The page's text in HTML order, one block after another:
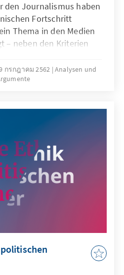
den Journalismus haben
Fortschritt
Thema in den Medien
– neben den Kriterien
Faktoren ab: die
die Möglichkeit der
กรกฎาคม 2562 Analysen und